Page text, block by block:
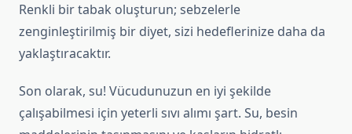
Renkli bir tabak oluşturun; sebzelerle
zenginleştirilmiş bir diyet, sizi hedeflerinize daha da
yaklaştıracaktır.
Son olarak, su! Vücudunuzun en iyi şekilde
çalışabilmesi için yeterli sıvı alımı şart. Su, besin